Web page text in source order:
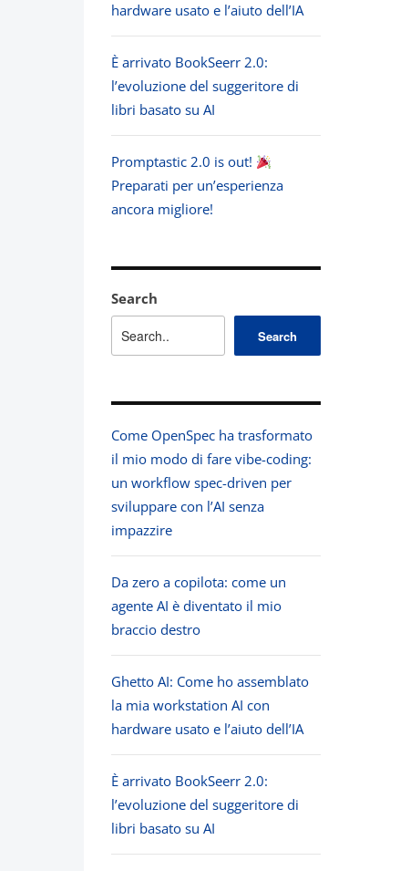
hardware usato e l’aiuto dell’IA
È arrivato BookSeerr 2.0:
l’evoluzione del suggeritore di
libri basato su AI
Promptastic 2.0 is out!
Preparati per un’esperienza
ancora migliore!
Search
Search
Come OpenSpec ha trasformato
il mio modo di fare vibe-coding:
un workflow spec-driven per
sviluppare con l’AI senza
impazzire
Da zero a copilota: come un
agente AI è diventato il mio
braccio destro
Ghetto AI: Come ho assemblato
la mia workstation AI con
hardware usato e l’aiuto dell’IA
È arrivato BookSeerr 2.0:
l’evoluzione del suggeritore di
libri basato su AI